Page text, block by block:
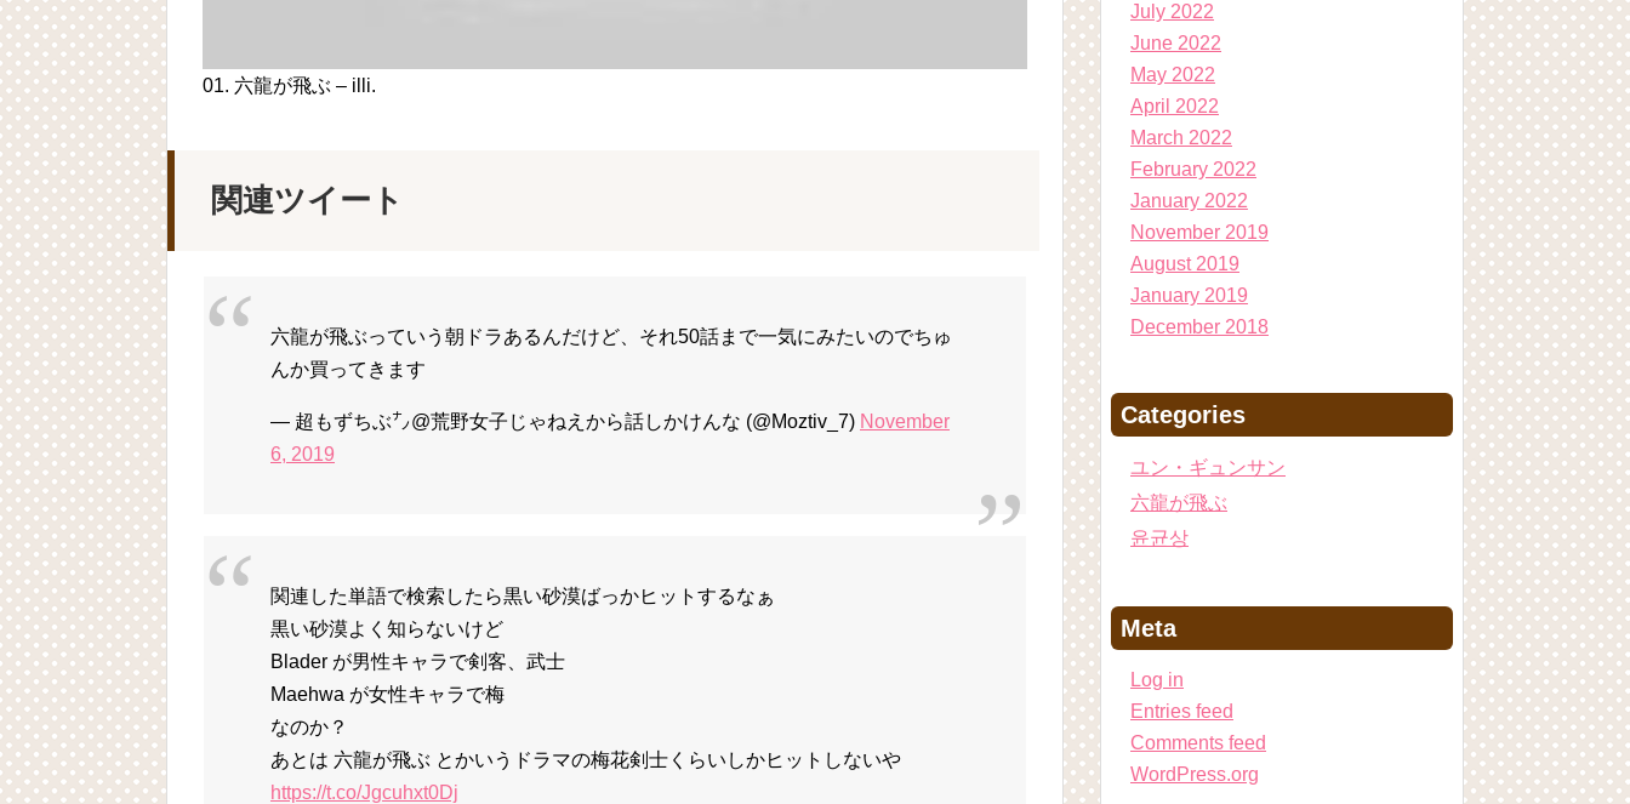
01. 六龍が飛ぶ – illi.
関連ツイート
六龍が飛ぶっていう朝ドラあるんだけど、それ50話まで一気にみたいのでちゅ
んか買ってきます
— 超もずちぶ㌨@荒野女子じゃねえから話しかけんな (@Moztiv_7) November
6, 2019
関連した単語で検索したら黒い砂漠ばっかヒットするなぁ
黒い砂漠よく知らないけど
Blader が男性キャラで剣客、武士
Maehwa が女性キャラで梅
なのか？
あとは 六龍が飛ぶ とかいうドラマの梅花剣士くらいしかヒットしないや
https://t.co/Jgcuhxt0Dj
July 2022
June 2022
May 2022
April 2022
March 2022
February 2022
January 2022
November 2019
August 2019
January 2019
December 2018
Categories
ユン・ギュンサン
六龍が飛ぶ
윤균상
Meta
Log in
Entries feed
Comments feed
WordPress.org